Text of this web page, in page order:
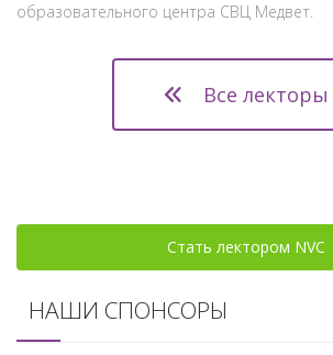
образовательного центра СВЦ Медвет.
Все лекторы
Стать лектором NVC
НАШИ СПОНСОРЫ